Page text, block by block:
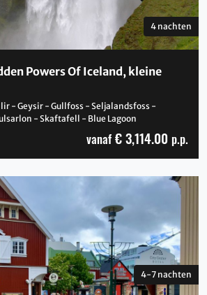
Powers Of Iceland, kleine
- Geysir - Gullfoss - Seljalandsfoss -
- Skaftafell - Blue Lagoon
4 nachten
vanaf € 3,114.00 p.p.
4-7 nachten